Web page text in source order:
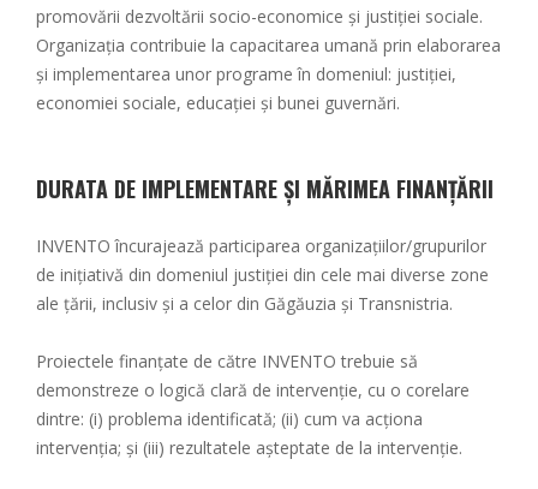
promovării dezvoltării socio-economice și justiției sociale.
Organizația contribuie la capacitarea umană prin elaborarea
și implementarea unor programe în domeniul: justiției,
economiei sociale, educației și bunei guvernări.
DURATA DE IMPLEMENTARE ȘI MĂRIMEA FINANȚĂRII
INVENTO încurajează participarea organizațiilor/grupurilor
de inițiativă din domeniul justiției din cele mai diverse zone
ale țării, inclusiv și a celor din Găgăuzia și Transnistria.
Proiectele finanțate de către INVENTO trebuie să
demonstreze o logică clară de intervenție, cu o corelare
dintre: (i) problema identificată; (ii) cum va acționa
intervenția; și (iii) rezultatele așteptate de la intervenție.